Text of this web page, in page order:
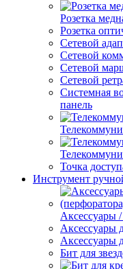
Розетка
Розетка
Сетевой
Сетевой
Сетевой
Сетевой
Системная
панель
Точка
Инструмент
Аксессуары
Аксессуары
Аксессуары
Бит для